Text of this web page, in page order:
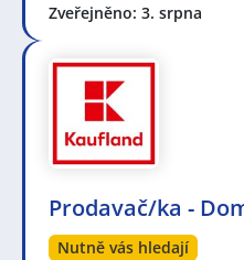
Zveřejněno: 3. srpna
Prodavač/ka -
Nutně vás hledají